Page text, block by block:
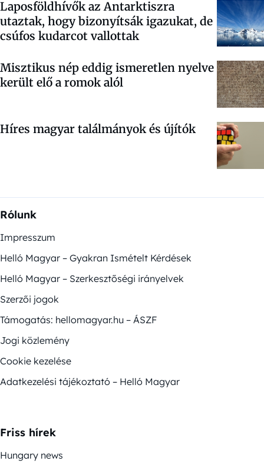
Laposföldhívők az Antarktiszra
utaztak, hogy bizonyítsák igazukat, de
csúfos kudarcot vallottak
Misztikus nép eddig ismeretlen nyelve
került elő a romok alól
Híres magyar találmányok és újítók
Rólunk
Impresszum
Helló Magyar – Gyakran Ismételt Kérdések
Helló Magyar – Szerkesztőségi irányelvek
Szerzői jogok
Támogatás: hellomagyar.hu – ÁSZF
Jogi közlemény
Cookie kezelése
Adatkezelési tájékoztató – Helló Magyar
Friss hírek
Hungary news